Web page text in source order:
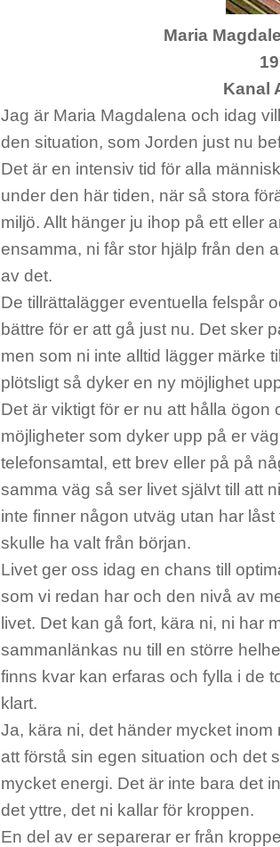
Maria
Kanal
Jag är Maria Magdalena och idag
den situation, som Jorden just nu
Det är en intensiv tid för alla
under den här tiden, när så stora
miljö. Allt hänger ju ihop på ett eller
ensamma, ni får stor hjälp från den
av det.
De tillrättalägger eventuella felspår
bättre för er att gå just nu. Det sker
men som ni inte alltid lägger märke
plötsligt så dyker en ny möjlighet
Det är viktigt för er nu att hålla
möjligheter som dyker upp på er
telefonsamtal, ett brev eller på på
samma väg så ser livet självt till att
inte finner någon utväg utan har
skulle ha valt från början.
Livet ger oss idag en chans till
som vi redan har och den nivå av
livet. Det kan gå fort, kära ni, ni har
sammanlänkas nu till en större
finns kvar kan erfaras och fylla i de
klart.
Ja, kära ni, det händer mycket
att förstå sin egen situation och det
mycket energi. Det är inte bara det
det yttre, det ni kallar för kroppen.
En del av er separerar er från